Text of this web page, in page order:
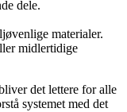
dele.
materialer.
midlertidige
det lettere for alle
systemet med det